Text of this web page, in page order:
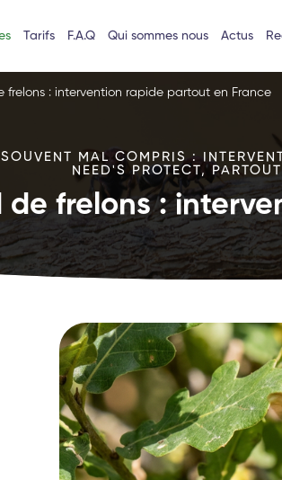
Tarifs F.A.Q Qui sommes nous Actus
frelons : intervention rapide partout en France
MAL COMPRIS :
NEED'S PROTECT,
de frelons :